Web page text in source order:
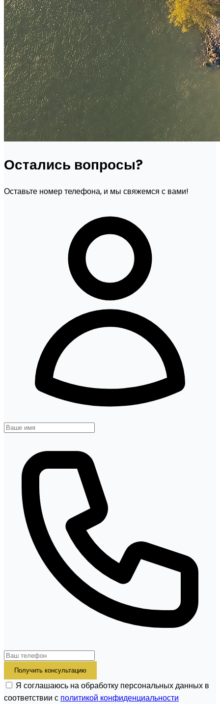
Остались вопросы?
Оставьте номер телефона, и мы свяжемся с вами!
Получить консультацию
Я соглашаюсь на обработку персональных данных в
соответствии с политикой конфиденциальности